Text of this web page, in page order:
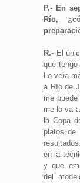
P.- En
Río,
R.- El
que
Lo veía
a Río de
me
me lo va
la Copa
platos de
en la
y que
del